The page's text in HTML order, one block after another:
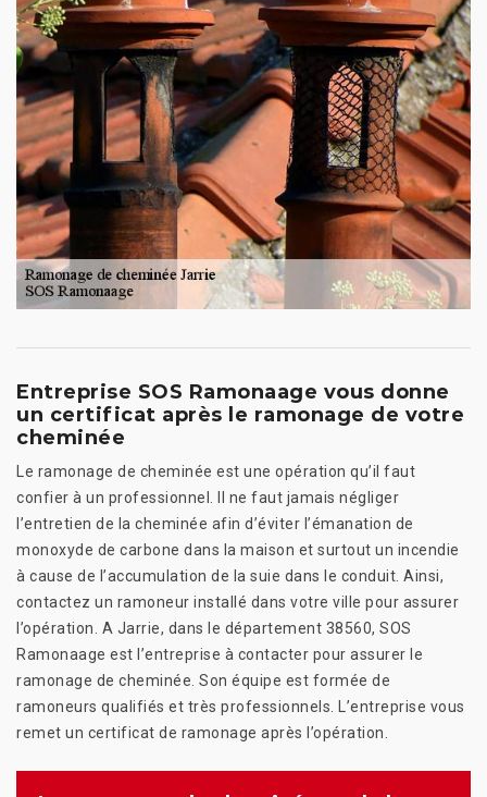
Entreprise SOS Ramonaage vous donne
un certificat après le ramonage de votre
cheminée
Le ramonage de cheminée est une opération qu’il faut
confier à un professionnel. Il ne faut jamais négliger
l’entretien de la cheminée afin d’éviter l’émanation de
monoxyde de carbone dans la maison et surtout un incendie
à cause de l’accumulation de la suie dans le conduit. Ainsi,
contactez un ramoneur installé dans votre ville pour assurer
l’opération. A Jarrie, dans le département 38560, SOS
Ramonaage est l’entreprise à contacter pour assurer le
ramonage de cheminée. Son équipe est formée de
ramoneurs qualifiés et très professionnels. L’entreprise vous
remet un certificat de ramonage après l’opération.